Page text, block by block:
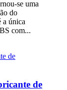
se uma
do
a única
com...
de